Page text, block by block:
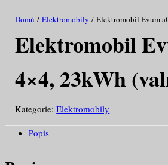
Domů /Elektromobily / Elektromobil Evum
Elektromobil
4×4, 23kWh
Kategorie:Elektromobily
Popis